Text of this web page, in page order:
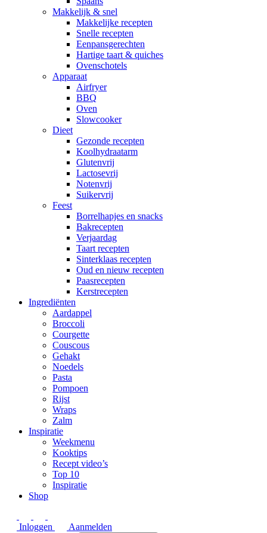
Makkelijk & snel
Makkelijke recepten
Snelle recepten
Eenpansgerechten
Hartige taart & quiches
Ovenschotels
Apparaat
Airfryer
BBQ
Oven
Slowcooker
Dieet
Gezonde recepten
Koolhydraatarm
Glutenvrij
Lactosevrij
Notenvrij
Suikervrij
Feest
Borrelhapjes en snacks
Bakrecepten
Verjaardag
Taart recepten
Sinterklaas recepten
Oud en nieuw recepten
Paasrecepten
Kerstrecepten
Ingrediënten
Aardappel
Broccoli
Courgette
Couscous
Gehakt
Noedels
Pasta
Pompoen
Rijst
Wraps
Zalm
Inspiratie
Weekmenu
Kooktips
Recept video’s
Top 10
Inspiratie
Shop
Inloggen
Aanmelden